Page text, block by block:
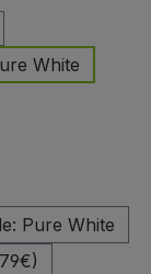
White
Pure White